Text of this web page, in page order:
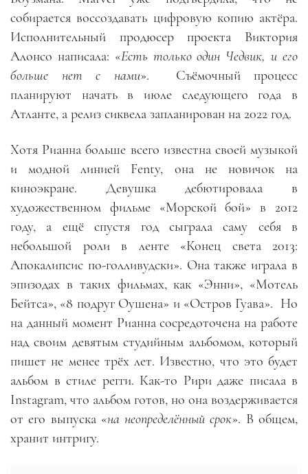
собирается воссоздавать цифровую копию актёра.
Исполнительный продюсер проекта Виктория
Алонсо написала: «Есть только один Чедвик, и его
больше нет с нами».
Съёмочный процесс
планируют начать в июле следующего года в
Атланте, а релиз сиквела запланирован на 2022 год.
Хотя Рианна больше всего известна своей музыкой
и модной линией Fenty, она не новичок на
киноэкране. Девушка дебютировала в
художественном фильме «Морской бой» в 2012
году, а ещё спустя год сыграла саму себя в
небольшой роли в ленте «Конец света 2013:
Апокалипсис по-голливудски». Она также играла в
эпизодах в таких фильмах, как «Энни», «Мотель
Бейтса», «8 подруг Оушена» и «Остров Гуава». Но
на данный момент Рианна сосредоточена на работе
над своим девятым студийным альбомом, который
пишет не менее трёх лет. Известно, что это будет
альбом в стиле регги. Как-то Рири даже писала в
Instagram, что альбом готов, но она воздерживается
от его выпуска «на неопределённый срок». В общем,
хранит интригу.